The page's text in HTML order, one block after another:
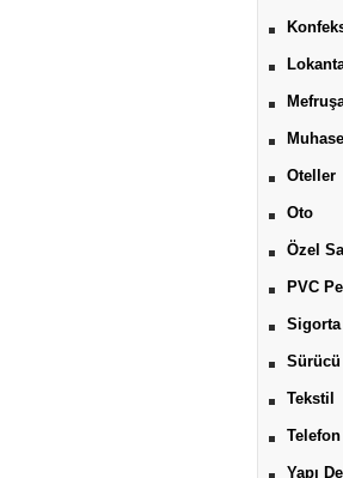
Oteller
Oto
Özel
PVC
Sigorta
Sürücü
Tekstil
Telefon
Yapı